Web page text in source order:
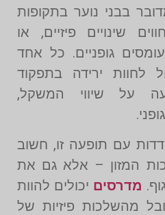
בבני נוער בתקופות
שינויים פיזיים, או
גופניים. כל אחד
לחוות ירידה בתפקוד
על שיווי המשקל,
עם תופעה זו, חשוב
המזון – אלא גם את
מדרסים יכולים להוות
מהשלכות פיזיות של